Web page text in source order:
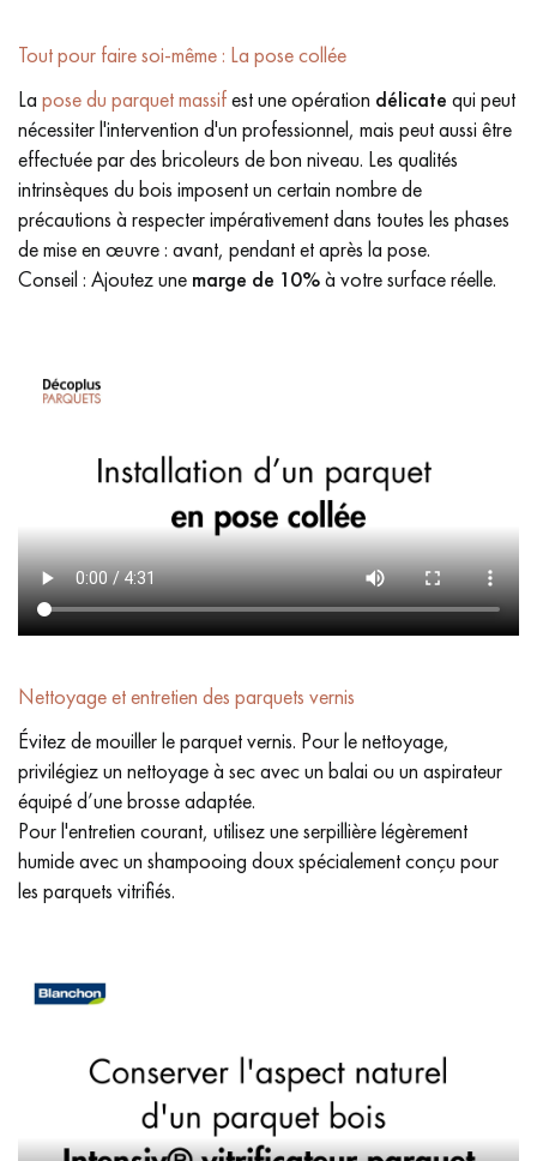
Tout pour faire soi-même : La pose collée
La pose du parquet massifest une opération délicate qui peut
nécessiter l'intervention d'un professionnel, mais peut aussi être
effectuée par des bricoleurs de bon niveau. Les qualités
intrinsèques du bois imposent un certain nombre de
précautions à respecter impérativement dans toutes les phases
de mise en œuvre : avant, pendant et après la pose.
Conseil : Ajoutez une marge de 10%à votre surface réelle.
Nettoyage et entretien des parquets vernis
Évitez de mouiller le parquet vernis. Pour le nettoyage,
privilégiez un nettoyage à sec avec un balai ou un aspirateur
équipé d’une brosse adaptée.
Pour l'entretien courant, utilisez une serpillière légèrement
humide avec un shampooing doux spécialement conçu pour
les parquets vitrifiés.